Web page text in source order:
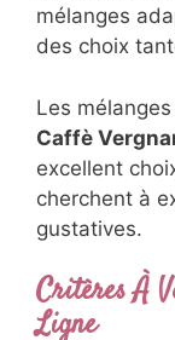
mélanges
des choix
Les
Caffè
excellent
cherchent à
gustatives.
Critères À
Ligne